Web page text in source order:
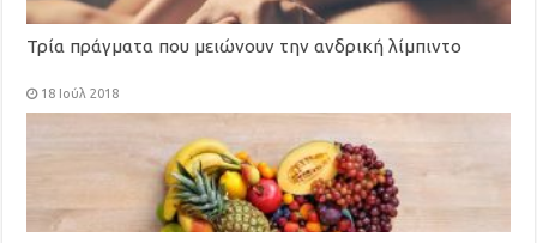
Τρία πράγματα που μειώνουν την ανδρική λίμπιντο
18 Ιούλ 2018